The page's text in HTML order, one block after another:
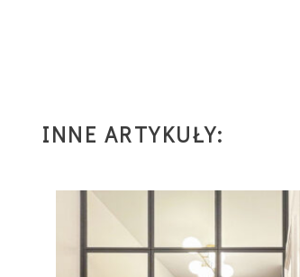
INNE ARTYKUŁY: